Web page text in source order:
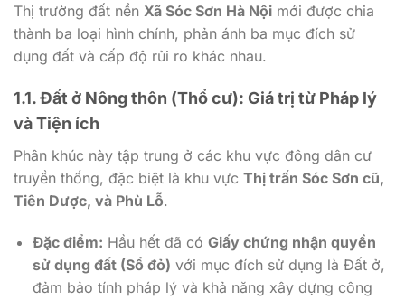
Thị trường đất nền Xã Sóc Sơn Hà Nội mới được chia
thành ba loại hình chính, phản ánh ba mục đích sử
dụng đất và cấp độ rủi ro khác nhau.
1.1. Đất ở Nông thôn (Thổ cư): Giá trị từ Pháp lý
và Tiện ích
Phân khúc này tập trung ở các khu vực đông dân cư
truyền thống, đặc biệt là khu vực Thị trấn Sóc Sơn cũ,
Tiên Dược, và Phù Lỗ.
Đặc điểm: Hầu hết đã có Giấy chứng nhận quyền
sử dụng đất (Sổ đỏ) với mục đích sử dụng là Đất ở,
đảm bảo tính pháp lý và khả năng xây dựng công